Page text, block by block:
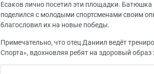
Есаков лично посетил эти площадки. Батюшка
поделился с молодыми спортсменами своим
благословил их на новые победы.
Примечательно, что отец Даниил ведёт
Спорта», вдохновляя ребят на здоровый